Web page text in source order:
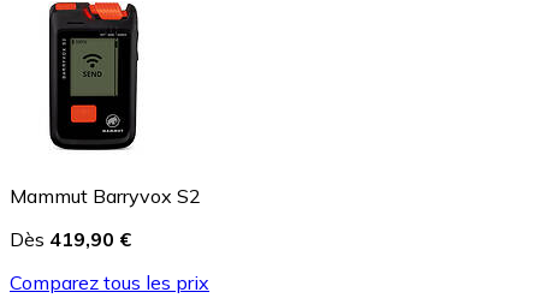
Mammut Barryvox S2
Dès 419,90 €
Comparez tous les prix